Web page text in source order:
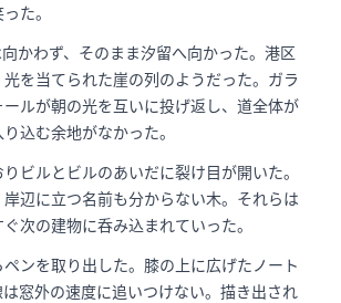
た。
向かわず、そのまま汐留へ向かった。港区
を当てられた崖の列のようだった。ガラ
ルが朝の光を互いに投げ返し、道全体が
込む余地がなかった。
ビルとビルのあいだに裂け目が開いた。
辺に立つ名前も分からない木。それらは
次の建物に呑み込まれていった。
ンを取り出した。膝の上に広げたノート
窓外の速度に追いつけない。描き出され